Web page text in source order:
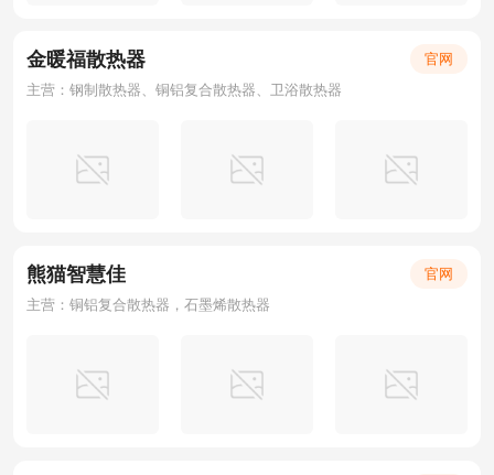
金暖福散热器
官网
主营：钢制散热器、铜铝复合散热器、卫浴散热器
熊猫智慧佳
官网
主营：铜铝复合散热器，石墨烯散热器